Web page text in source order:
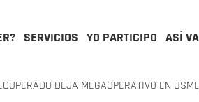
SERVICIOS YO PARTICIPO ASÍ
DEJA MEGAOPERATIVO EN